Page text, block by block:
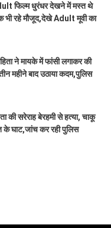
फिल्म धुरंधर देखने में मस्त थे
भी रहे मौजूद,देखे Adult मूवी का
ने मायके में फांसी लगाकर की
महीने बाद उठाया कदम,पुलिस
की सरेराह बेरहमी से हत्या, चाकू
के घाट,जांच कर रही पुलिस